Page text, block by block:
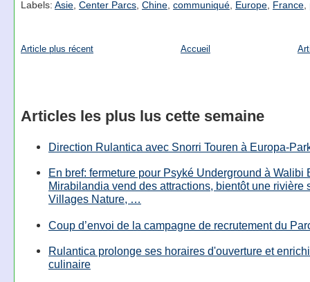
Labels: Asie, Center Parcs, Chine, communiqué, Europe, France,
Article plus récent Accueil
Articles les plus lus cette semaine
Direction Rulantica avec Snorri Touren à Europa-
En bref: fermeture pour Psyké Underground à Walibi
Mirabilandia vend des attractions, bientôt une rivière
Villages Nature, …
Coup d’envoi de la campagne de recrutement du
Rulantica prolonge ses horaires d'ouverture et
culinaire